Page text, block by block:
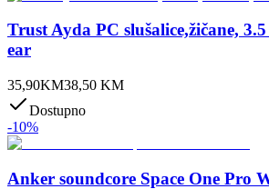
Trust Ayda PC slušalice,žičane,
ear
35,90KM38,50 KM
Dostupno
-10%
Anker soundcore Space One Pro